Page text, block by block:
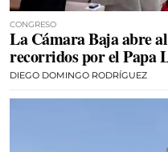
CONGRESO
La Cámara Baja abre
recorridos por el Papa
DIEGO DOMINGO RODRÍGUEZ